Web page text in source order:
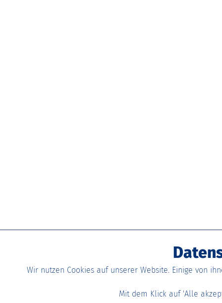
Wir nutzen Cookies auf unserer Website. Einige von
Mit dem Klick auf 'Alle